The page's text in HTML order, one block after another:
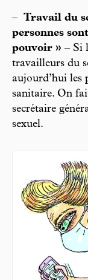
–
Travail du
personnes
pouvoir » – Si
travailleurs du
aujourd’hui les
sanitaire. On
secrétaire
sexuel.